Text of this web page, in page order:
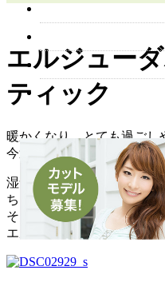
エルジュー
ティック
暖かくなり、とても過ごし
今週は夏日になる日もあり
湿気も気になりだしてき
ちょっとした『ほわほわ』
そんなときにおすすめのア
エルジューダの『ポイント